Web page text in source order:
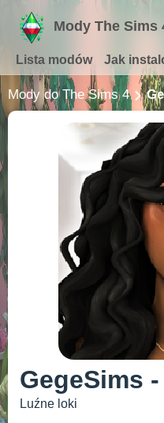
Mody The Sims
Lista modów Jak
Mody do The Sims 4
GegeSims
Luźne loki